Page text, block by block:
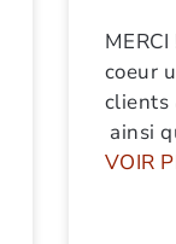
coeur
clients
ainsi
VOIR